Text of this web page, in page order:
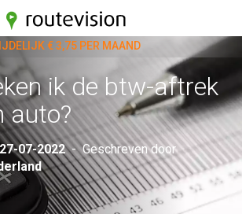
€ 3,75 PER MAAND
ik de btw-aftrek
auto?
27-07-2022 - Geschreven door